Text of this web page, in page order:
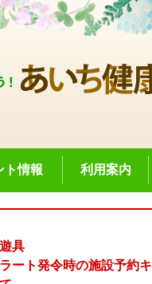
ト情報 利用案内
具
ート発令時の施設予約